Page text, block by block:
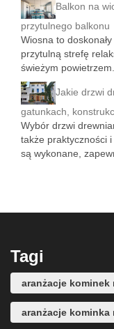
Balkon na
przytulnego balkonu
Wiosna to
przytulną strefę
świeżym
Jakie drzwi
gatunkach,
Wybór drzwi
także praktyczności
są wykonane,
Tagi
aranżacje kominek
aranżacje kominka